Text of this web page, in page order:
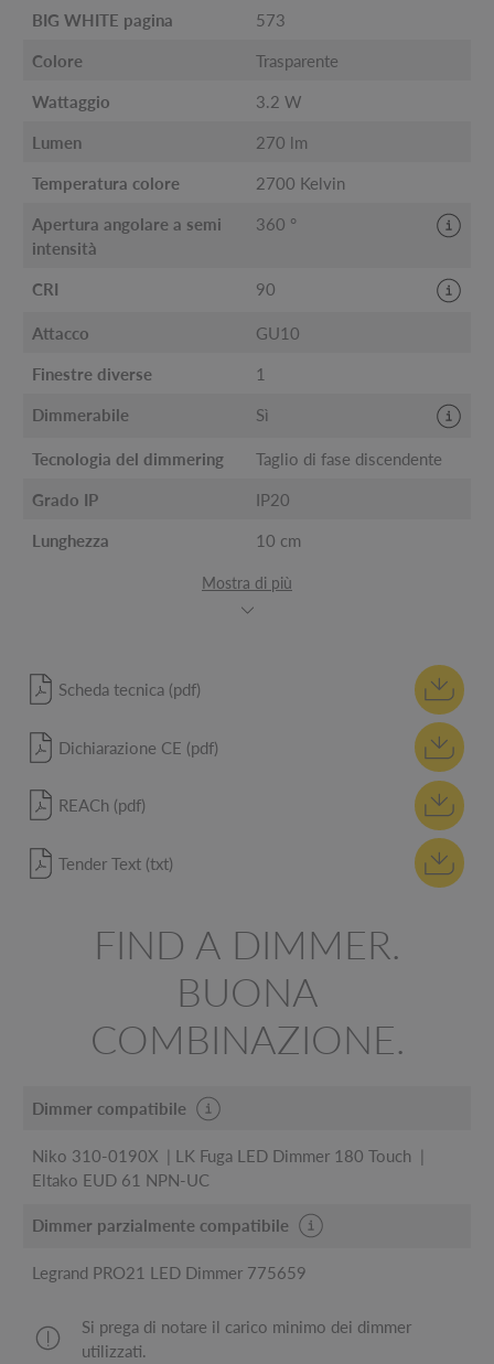
BIG WHITE pagina 573
Colore Trasparente
Wattaggio 3.2 W
Lumen 270 lm
Temperatura colore 2700 Kelvin
Apertura angolare a semi
intensità
360 °
CRI 90
Attacco GU10
Finestre diverse 1
Dimmerabile Sì
Tecnologia del dimmering Taglio di fase discendente
Grado IP IP20
Lunghezza 10 cm
Mostra di più
Scheda tecnica (pdf)
Dichiarazione CE (pdf)
REACh (pdf)
Tender Text (txt)
FIND A DIMMER.
BUONA
COMBINAZIONE.
Dimmer compatibile
Niko 310-0190X
LK Fuga LED Dimmer 180 Touch
Eltako EUD 61 NPN-UC
Dimmer parzialmente compatibile
Legrand PRO21 LED Dimmer 775659
Si prega di notare il carico minimo dei dimmer
utilizzati.